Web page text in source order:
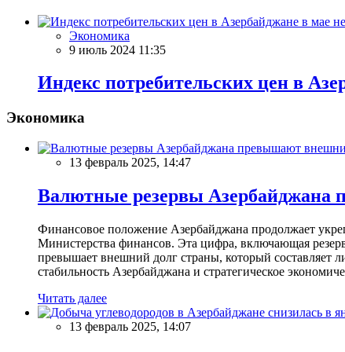
Экономика
9 июль 2024 11:35
Индекс потребительских цен в
Экономика
13 февраль 2025, 14:47
Валютные резервы Азербайджана
Финансовое положение Азербайджана продолжает
Министерства финансов. Эта цифра, включающая
превышает внешний долг страны, который составляет
стабильность Азербайджана и стратегическое
Читать далее
13 февраль 2025, 14:07